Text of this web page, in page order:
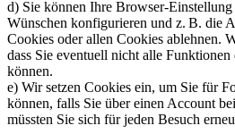
d) Sie können Ihre Browser-Einstellung
Wünschen konfigurieren und z. B. die
Cookies oder allen Cookies ablehnen.
dass Sie eventuell nicht alle Funktionen
können.
e) Wir setzen Cookies ein, um Sie für
können, falls Sie über einen Account
müssten Sie sich für jeden Besuch